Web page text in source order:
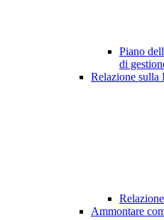
Piano
di
Relazione sulla
Ammontare